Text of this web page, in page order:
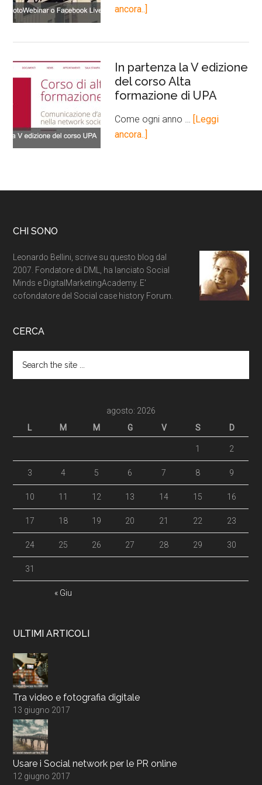
ancora..]
In partenza la V edizione
del corso Alta
formazione di UPA
Come ogni anno … [Leggi
ancora..]
CHI SONO
Leonardo Bellini, scrive su questo blog dal
2007. Fondatore di DML, ha lanciato Social
Minds e DigitalMarketingAcademy. E'
cofondatore del Social case history Forum.
CERCA
agosto: 2026
L
M M G V S D
« Giu
1 2
3 4 5 6 7 8 9
10 11 12 13 14 15 16
17 18 19 20 21 22 23
24 25 26 27 28 29 30
31
ULTIMI ARTICOLI
Tra video e fotografia digitale
13 giugno 2017
Usare i Social network per le PR online
12 giugno 2017